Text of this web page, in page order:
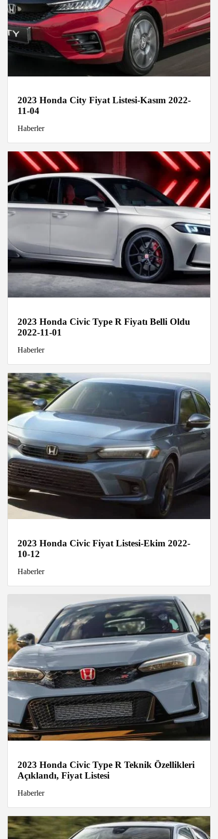
2023 Honda City Fiyat Listesi-Kasım 2022-
11-04
Haberler
2023 Honda Civic Type R Fiyatı Belli Oldu
2022-11-01
Haberler
2023 Honda Civic Fiyat Listesi-Ekim 2022-
10-12
Haberler
2023 Honda Civic Type R Teknik Özellikleri
Açıklandı, Fiyat Listesi
Haberler